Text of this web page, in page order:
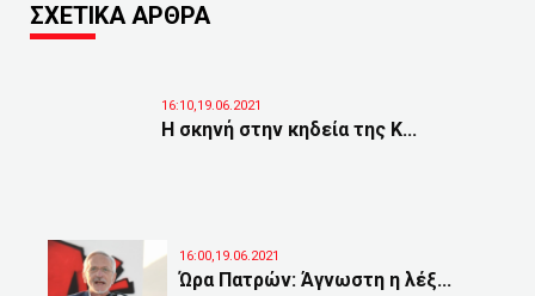
ΣΧΕΤΙΚΑ ΑΡΘΡΑ
16:10,19.06.2021
Η σκηνή στην κηδεία της Κ...
16:00,19.06.2021
Ώρα Πατρών: Άγνωστη η λέξ...